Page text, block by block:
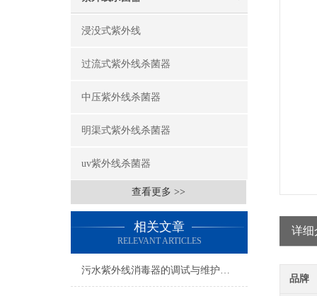
浸没式紫外线
过流式紫外线杀菌器
中压紫外线杀菌器
明渠式紫外线杀菌器
uv紫外线杀菌器
查看更多 >>
相关文章
RELEVANT ARTICLES
污水紫外线消毒器的调试与维护须知
详细
品牌